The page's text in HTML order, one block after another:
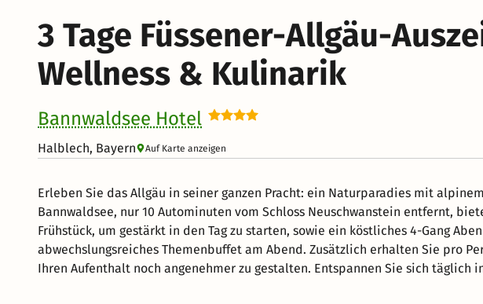
3 Tage Füssener-Allgäu-
Wellness & Kulinarik
Bannwaldsee Hotel
Halblech, Bayern Auf Karte anzeigen
Erleben Sie das Allgäu in seiner ganzen Pracht: ein Naturparadies mit
Bannwaldsee, nur 10 Autominuten vom Schloss Neuschwanstein entfernt,
Frühstück, um gestärkt in den Tag zu starten, sowie ein köstliches 4-Gang
abwechslungsreiches Themenbuffet am Abend. Zusätzlich erhalten Sie pro Person einen Getränkegutschein, um
Ihren Aufenthalt noch angenehmer zu gestalten. Entspannen Sie sich täglich
Schwimmbad, Finnische Sauna, Bio-Sauna, Ruhebereich, Erlebnisduschen